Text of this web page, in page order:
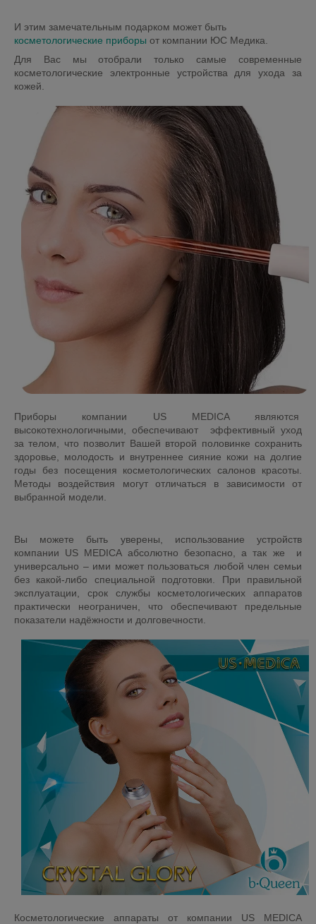
И этим замечательным подарком может быть
косметологические приборы от компании ЮС Медика.
Для Вас мы отобрали только самые современные
косметологические электронные устройства для ухода за
кожей.
Приборы компании US MEDICA являются
высокотехнологичными, обеспечивают эффективный уход
за телом, что позволит Вашей второй половинке сохранить
здоровье, молодость и внутреннее сияние кожи на долгие
годы без посещения косметологических салонов красоты.
Методы воздействия могут отличаться в зависимости от
выбранной модели.
Вы можете быть уверены, использование устройств
компании US MEDICA абсолютно безопасно, а так же и
универсально – ими может пользоваться любой член семьи
без какой-либо специальной подготовки. При правильной
эксплуатации, срок службы косметологических аппаратов
практически неограничен, что обеспечивают предельные
показатели надёжности и долговечности.
Косметологические аппараты от компании US MEDICA